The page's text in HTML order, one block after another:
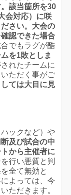
。 該当箇所を30
会対応）に咲
さい。大会の
認できた場合
でもラグが酷
を1敗としま
れたチームに
ただく事がご
ては大目に見
ックなど）や
及び試合の中
から主催者に
行い悪質と判
全て無効と
よっては、今
ただきます。